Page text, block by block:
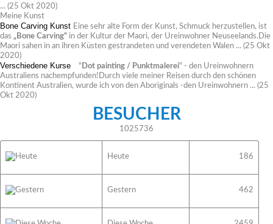
... (25 Okt 2020)
Meine Kunst
Bone Carving Kunst Eine sehr alte Form der Kunst, Schmuck herzustellen, ist
das „Bone Carving“ in der Kultur der Maori, der Ureinwohner Neuseelands.Die
Maori sahen in an ihren Küsten gestrandeten und verendeten Walen ... (25 Okt
2020)
Verschiedene Kurse " Dot painting / Punktmalerei" - den Ureinwohnern
Australiens nachempfunden!Durch viele meiner Reisen durch den schönen
Kontinent Australien, wurde ich von den Aboriginals -den Ureinwohnern ... (25
Okt 2020)
BESUCHER
1025736
Heute 186
Gestern 462